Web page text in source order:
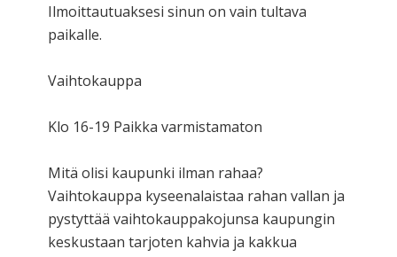
Ilmoittautuaksesi sinun on vain tultava
paikalle.
Vaihtokauppa
Klo 16-19 Paikka varmistamaton
Mitä olisi kaupunki ilman rahaa?
Vaihtokauppa kyseenalaistaa rahan vallan ja
pystyttää vaihtokauppakojunsa kaupungin
keskustaan tarjoten kahvia ja kakkua